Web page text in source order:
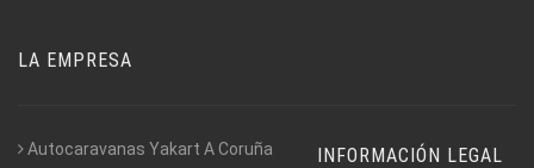
LA EMPRESA
Autocaravanas Yakart A Coruña INFORMACIÓN LEGAL